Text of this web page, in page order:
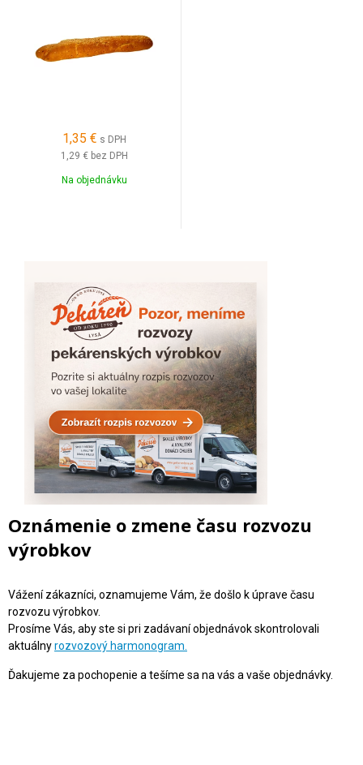
1,35 € s DPH
1,29 € bez DPH
Na objednávku
Oznámenie o zmene času rozvozu
výrobkov
Vážení zákazníci, oznamujeme Vám, že došlo k úprave času
rozvozu výrobkov.
Prosíme Vás, aby ste si pri zadávaní objednávok skontrolovali
aktuálnyrozvozový harmonogram.
Ďakujeme za pochopenie a tešíme sa na vás a vaše objednávky.